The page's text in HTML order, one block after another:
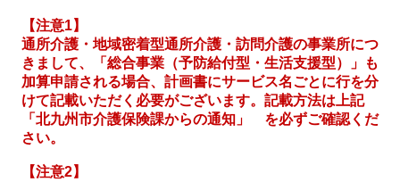
【注意1】
通所介護・地域密着型通所介護・訪問介護の事業所につ
きまして、「総合事業（予防給付型・生活支援型）」も
加算申請される場合、計画書にサービス名ごとに行を分
けて記載いただく必要がございます。 記載方法は上記
「北九州市介護保険課からの通知」 を必ずご確認くだ
さい。
【注意2】